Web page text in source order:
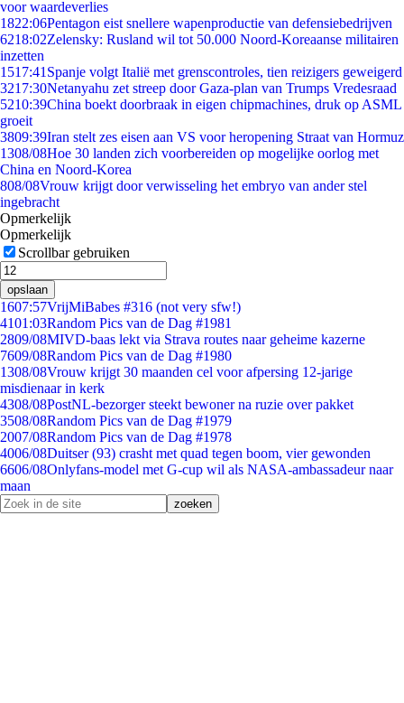
voor waardeverlies
1822:06Pentagon eist snellere wapenproductie van defensiebedrijven
6218:02Zelensky: Rusland wil tot 50.000 Noord-Koreaanse militairen
inzetten
1517:41 Spanje volgt Italië met grenscontroles, tien reizigers geweigerd
3217:30Netanyahu zet streep door Gaza-plan van Trumps Vredesraad
5210:39China boekt doorbraak in eigen chipmachines, druk op ASML
groeit
3809:39Iran stelt zes eisen aan VS voor heropening Straat van Hormuz
1308/08Hoe 30 landen zich voorbereiden op mogelijke oorlog met
China en Noord-Korea
808/08Vrouw krijgt door verwisseling het embryo van ander stel
ingebracht
Opmerkelijk
Opmerkelijk
Scrollbar gebruiken
opslaan
1607:57VrijMiBabes #316 (not very sfw!)
4101:03Random Pics van de Dag #1981
2809/08MIVD-baas lekt via Strava routes naar geheime kazerne
7609/08Random Pics van de Dag #1980
1308/08Vrouw krijgt 30 maanden cel voor afpersing 12-jarige
misdienaar in kerk
4308/08PostNL-bezorger steekt bewoner na ruzie over pakket
3508/08Random Pics van de Dag #1979
2007/08Random Pics van de Dag #1978
4006/08Duitser (93) crasht met quad tegen boom, vier gewonden
6606/08Onlyfans-model met G-cup wil als NASA-ambassadeur naar
maan